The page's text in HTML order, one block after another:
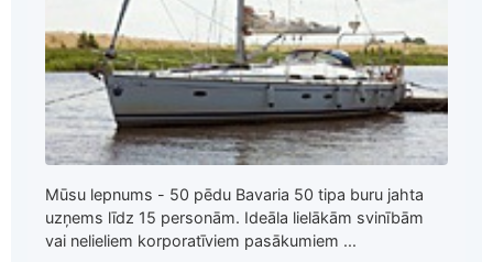
Mūsu lepnums - 50 pēdu Bavaria 50 tipa buru jahta
uzņems līdz 15 personām. Ideāla lielākām svinībām
vai nelieliem korporatīviem pasākumiem ...